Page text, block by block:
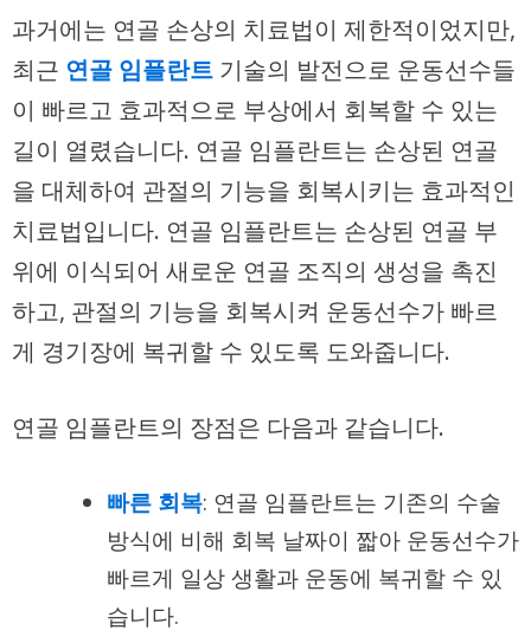
과거에는 연골 손상의 치료법이 제한적이었지만,
최근 연골 임플란트 기술의 발전으로 운동선수들
이 빠르고 효과적으로 부상에서 회복할 수 있는
길이 열렸습니다. 연골 임플란트는 손상된 연골
을 대체하여 관절의 기능을 회복시키는 효과적인
치료법입니다. 연골 임플란트는 손상된 연골 부
위에 이식되어 새로운 연골 조직의 생성을 촉진
하고, 관절의 기능을 회복시켜 운동선수가 빠르
게 경기장에 복귀할 수 있도록 도와줍니다.
연골 임플란트의 장점은 다음과 같습니다.
빠른 회복: 연골 임플란트는 기존의 수술
방식에 비해 회복 날짜이 짧아 운동선수가
빠르게 일상 생활과 운동에 복귀할 수 있
습니다.